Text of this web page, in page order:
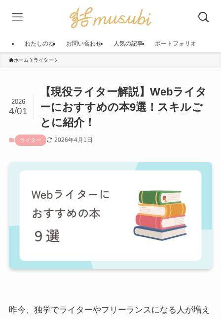
わたしのね お問い合わせ 人気の記事 ポートフォリオ
ホーム ライター
【現役ライター解説】Webライタ
ーにおすすめの本9選！スキルご
とに紹介！
2026
4/01
ライター 2026年4月1日
昨今、独学でライターやフリーランスになる人が増え